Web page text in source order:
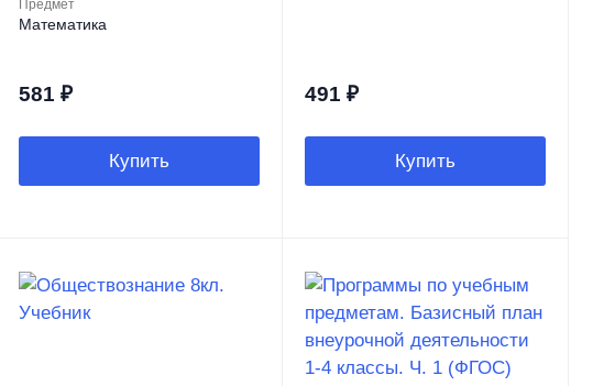
Предмет
Математика
581 ₽
Купить
491 ₽
Купить